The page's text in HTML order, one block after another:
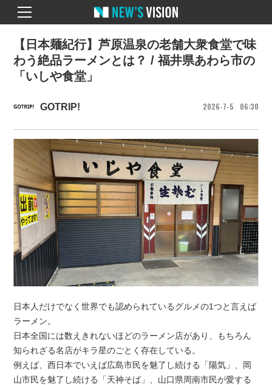
GOTRIP! 2026 7 5 06 30
【日本麺紀行】芦原温泉の老舗大衆食堂で味
わう絶品ラーメンとは？ / 福井県あわら市の
「いしや食堂」
日本人だけでなく世界でも認められているグルメの1つと言えば
ラーメン。
日本全国には数えきれないほどのラーメン店があり、もちろん
知られざる名店がキラ星のごとく存在している。
例えば、西日本でいえば広島市民を魅了し続ける「陽気」、岡
山市民を魅了し続ける「天神そば」、山口県周南市民が愛する